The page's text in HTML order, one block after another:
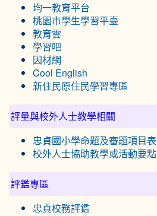
均一教育平台
桃園市學生學習平臺
教育雲
學習吧
因材網
Cool English
新住民原住民學習專區
評量與校外人士教學相關
忠貞國小學命題及審題項目表
校外人士協助教學或活動要點
評鑑專區
忠貞校務評鑑